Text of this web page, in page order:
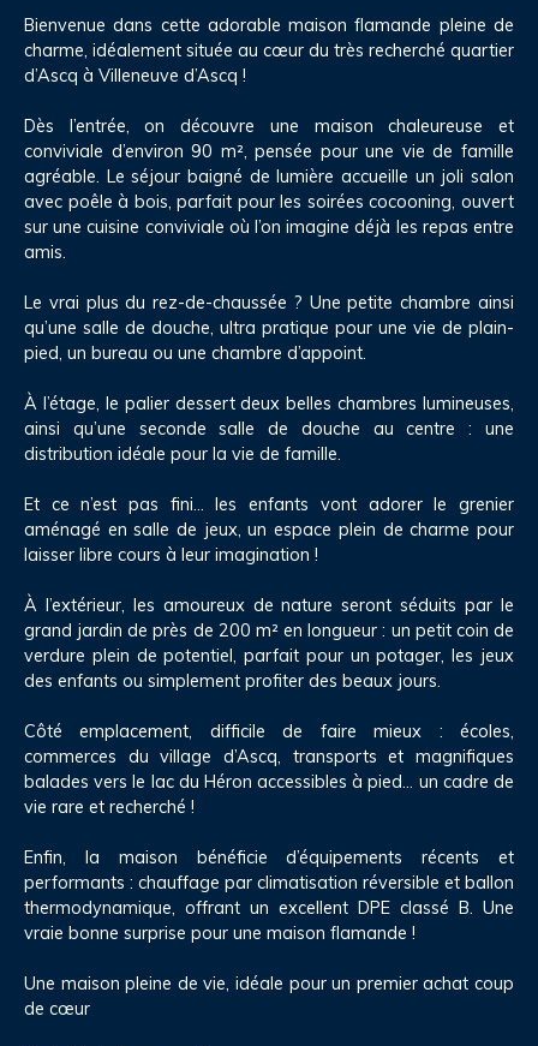
Bienvenue dans cette adorable maison flamande pleine de
charme, idéalement située au cœur du très recherché quartier
d’Ascq à Villeneuve d’Ascq !
Dès l’entrée, on découvre une maison chaleureuse et
conviviale d’environ 90 m², pensée pour une vie de famille
agréable. Le séjour baigné de lumière accueille un joli salon
avec poêle à bois, parfait pour les soirées cocooning, ouvert
sur une cuisine conviviale où l’on imagine déjà les repas entre
amis.
Le vrai plus du rez-de-chaussée ? Une petite chambre ainsi
qu’une salle de douche, ultra pratique pour une vie de plain-
pied, un bureau ou une chambre d’appoint.
À l’étage, le palier dessert deux belles chambres lumineuses,
ainsi qu’une seconde salle de douche au centre : une
distribution idéale pour la vie de famille.
Et ce n’est pas fini… les enfants vont adorer le grenier
aménagé en salle de jeux, un espace plein de charme pour
laisser libre cours à leur imagination !
À l’extérieur, les amoureux de nature seront séduits par le
grand jardin de près de 200 m² en longueur : un petit coin de
verdure plein de potentiel, parfait pour un potager, les jeux
des enfants ou simplement profiter des beaux jours.
Côté emplacement, difficile de faire mieux : écoles,
commerces du village d’Ascq, transports et magnifiques
balades vers le lac du Héron accessibles à pied… un cadre de
vie rare et recherché !
Enfin, la maison bénéficie d’équipements récents et
performants : chauffage par climatisation réversible et ballon
thermodynamique, offrant un excellent DPE classé B. Une
vraie bonne surprise pour une maison flamande !
Une maison pleine de vie, idéale pour un premier achat coup
de cœur